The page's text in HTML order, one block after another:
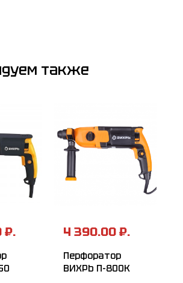
также
₽. 4 390.00 ₽.
Перфоратор
ВИХРЬ П-800К